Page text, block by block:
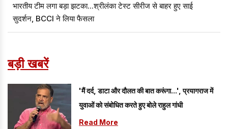
भारतीय टीम लगा बड़ा झटका...श्रीलंका टेस्ट सीरीज से बाहर हुए साई
सुदर्शन, BCCI ने लिया फैसला
बड़ी खबरें
'मैं दर्द, डाटा और दौलत की बात करूंगा...', प्रयागराज में
युवाओं को संबोधित करते हुए बोले राहुल गांधी
Read More